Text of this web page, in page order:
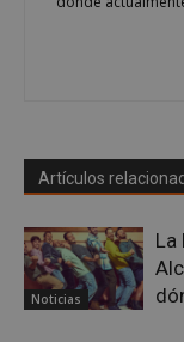
Artículos
Noticias
La